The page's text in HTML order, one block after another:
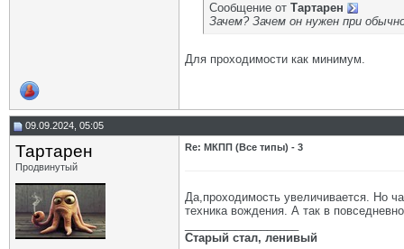
Сообщение от Тартарен
Зачем? Зачем он нужен при
Для проходимости как минимум.
09.09.2024, 05:05
Тартарен
Продвинутый
Re: МКПП (Все типы) - 3
Да,проходимость увеличивается. Но
техника вождения. А так в
Старый стал, ленивый